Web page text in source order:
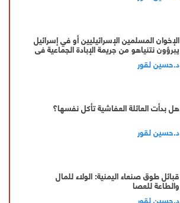
‏الإخوان المسلمين الإسرائيليين أو في إسرائيل
يبرؤون نتنياهو من جريمة الإبادة الجماعية في
غزة.
د.حسين لقور
‏هل بدأت العائلة العفاشية تأكل نفسها؟
د.حسين لقور
‏قبائل طوق صنعاء اليمنية: الولاء للمال
والطاعة للعصا
د.حسين لقور